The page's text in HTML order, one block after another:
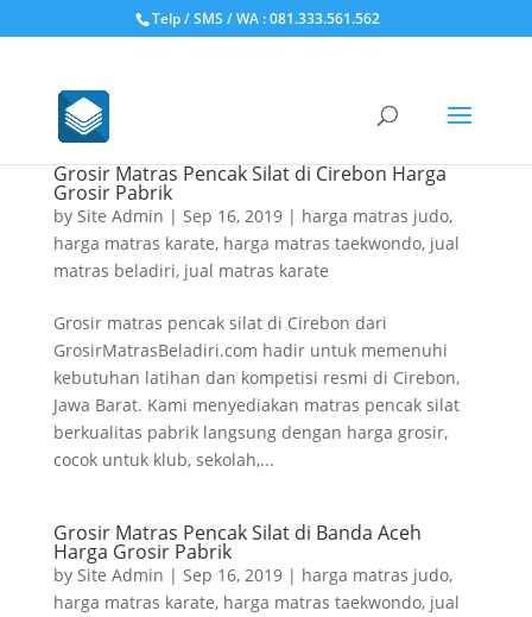
Telp / SMS / WA : 081.333.561.562
Grosir Matras Pencak Silat di Cirebon Harga
Grosir Pabrik
by Site Admin | Sep 16, 2019| harga matras judo,
harga matras karate, harga matras taekwondo, jual
matras beladiri, jual matras karate
Grosir matras pencak silat di Cirebon dari
GrosirMatrasBeladiri.com hadir untuk memenuhi
kebutuhan latihan dan kompetisi resmi di Cirebon,
Jawa Barat. Kami menyediakan matras pencak silat
berkualitas pabrik langsung dengan harga grosir,
cocok untuk klub, sekolah,...
Grosir Matras Pencak Silat di Banda Aceh
Harga Grosir Pabrik
by Site Admin | Sep 16, 2019| harga matras judo,
harga matras karate, harga matras taekwondo, jual